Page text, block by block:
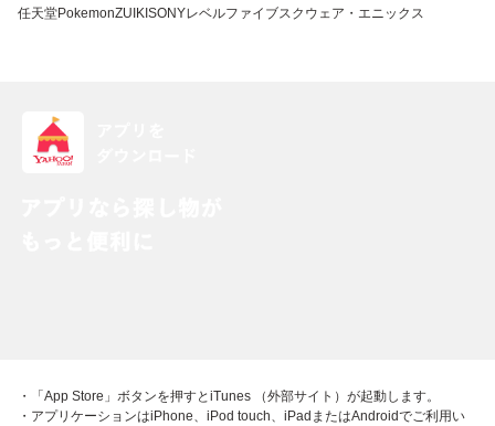
任天堂PokemonZUIKI SONYレベルファイブスクウェア・エニックス
・「App Store」ボタンを押すとiTunes （外部サイト）が起動します。
・アプリケーションはiPhone、iPod touch、iPadまたはAndroidでご利用い